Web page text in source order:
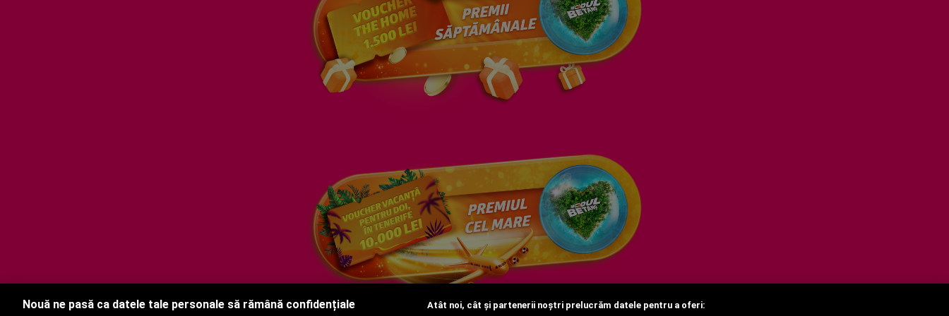
Nouă ne pasă ca datele tale personale să rămână confidențiale Atât noi, cât și partenerii noștri prelucrăm datele pentru a oferi: